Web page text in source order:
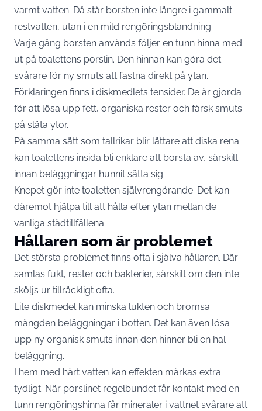
varmt vatten. Då står borsten inte längre i gammalt
restvatten, utan i en mild rengöringsblandning.
Varje gång borsten används följer en tunn hinna med
ut på toalettens porslin. Den hinnan kan göra det
svårare för ny smuts att fastna direkt på ytan.
Förklaringen finns i diskmedlets tensider. De är gjorda
för att lösa upp fett, organiska rester och färsk smuts
på släta ytor.
På samma sätt som tallrikar blir lättare att diska rena
kan toalettens insida bli enklare att borsta av, särskilt
innan beläggningar hunnit sätta sig.
Knepet gör inte toaletten självrengörande. Det kan
däremot hjälpa till att hålla efter ytan mellan de
vanliga städtillfällena.
Hållaren som är problemet
Det största problemet finns ofta i själva hållaren. Där
samlas fukt, rester och bakterier, särskilt om den inte
sköljs ur tillräckligt ofta.
Lite diskmedel kan minska lukten och bromsa
mängden beläggningar i botten. Det kan även lösa
upp ny organisk smuts innan den hinner bli en hal
beläggning.
I hem med hårt vatten kan effekten märkas extra
tydligt. När porslinet regelbundet får kontakt med en
tunn rengöringshinna får mineraler i vattnet svårare att